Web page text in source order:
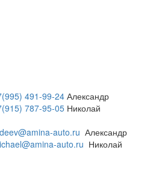
491-99-24Александр
787-95-05Николай
auto.ru Александр
auto.ru Николай